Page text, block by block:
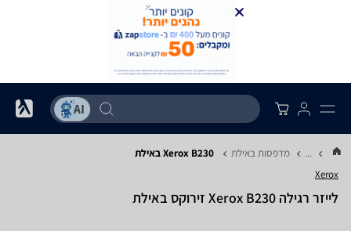
... מדפסות באילת Xerox B230 באילת
Xerox
‏לייזר ‏רגילה Xerox B230 זירוקס באילת